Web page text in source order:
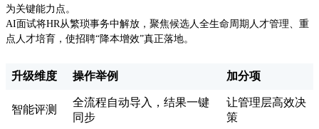
为关键能力点。
AI面试将HR从繁琐事务中解放，聚焦候选人全生命周期人才管理、重
点人才培育，使招聘“降本增效”真正落地。
升级维度 操作举例 加分项
智能评测
全流程自动导入，结果一键
同步
让管理层高效决
策